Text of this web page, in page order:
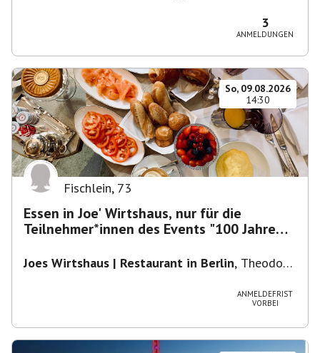
3
ANMELDUNGEN
So, 09.08.2026
14:30
Fischlein, 73
Essen in Joe' Wirtshaus, nur für die
Teilnehmer*innen des Events "100 Jahre
Joes Wirtshaus | Restaurant in Berlin, Theodor-
ANMELDEFRIST
VORBEI